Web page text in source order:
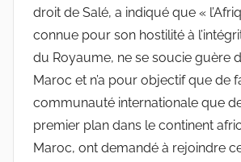
droit de Salé, a indiqué que «
connue pour son hostilité à
du Royaume, ne se soucie guère
Maroc et n’a pour objectif que de
communauté internationale que
premier plan dans le continent
Maroc, ont demandé à rejoindre